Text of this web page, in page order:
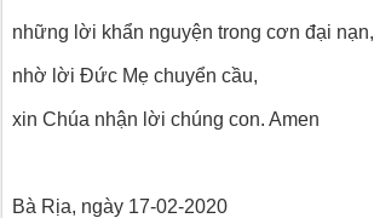
những lời khẩn nguyện trong cơn đại nạn,
nhờ lời Đức Mẹ chuyển cầu,
xin Chúa nhận lời chúng con. Amen
Bà Rịa, ngày 17-02-2020